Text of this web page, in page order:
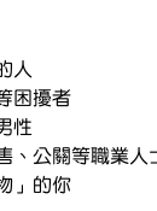
人
困擾者
性
、公關等職業人
」的你